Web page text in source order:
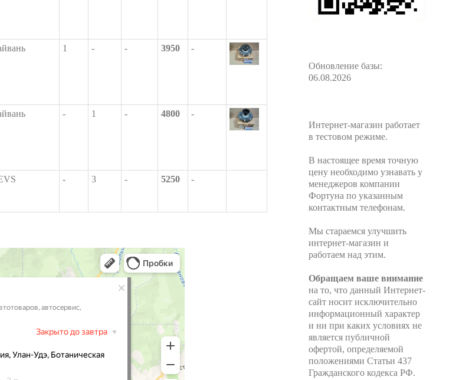
1 - - 3950 -
- 1 - 4800 -
- 3 - 5250 -
Обновление базы:
06.08.2026
Интернет-магазин работает
в тестовом режиме.
В настоящее время точную
цену необходимо узнавать у
менеджеров компании
Фортуна по указанным
контактным телефонам.
Мы стараемся улучшить
интернет-магазин и
работаем над этим.
Обращаем ваше внимание
на то, что данный Интернет-
сайт носит исключительно
информационный характер
и ни при каких условиях не
является публичной
офертой, определяемой
положениями Статьи 437
Гражданского кодекса РФ.